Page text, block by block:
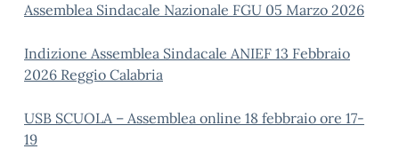
Assemblea Sindacale Nazionale FGU 05 Marzo 2026
Indizione Assemblea Sindacale ANIEF 13 Febbraio
2026 Reggio Calabria
USB SCUOLA – Assemblea online 18 febbraio ore 17-
19